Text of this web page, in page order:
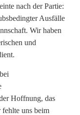
nach der Partie:
Ausfälle
Wir haben
und
Hoffnung, das
uns beim